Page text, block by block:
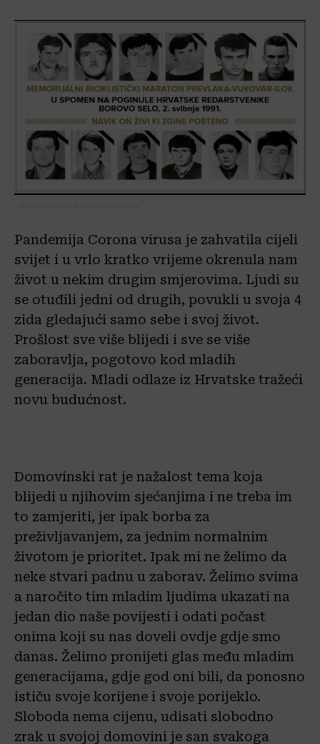
Pandemija Corona virusa je zahvatila cijeli
svijet i u vrlo kratko vrijeme okrenula nam
život u nekim drugim smjerovima. Ljudi su
se otuđili jedni od drugih, povukli u svoja 4
zida gledajući samo sebe i svoj život.
Prošlost sve više blijedi i sve se više
zaboravlja, pogotovo kod mladih
generacija. Mladi odlaze iz Hrvatske tražeći
novu budućnost.
Domovinski rat je nažalost tema koja
blijedi u njihovim sjećanjima i ne treba im
to zamjeriti, jer ipak borba za
preživljavanjem, za jednim normalnim
životom je prioritet. Ipak mi ne želimo da
neke stvari padnu u zaborav. Želimo svima
a naročito tim mladim ljudima ukazati na
jedan dio naše povijesti i odati počast
onima koji su nas doveli ovdje gdje smo
danas. Želimo pronijeti glas među mladim
generacijama, gdje god oni bili, da ponosno
ističu svoje korijene i svoje porijeklo.
Sloboda nema cijenu, udisati slobodno
zrak u svojoj domovini je san svakoga